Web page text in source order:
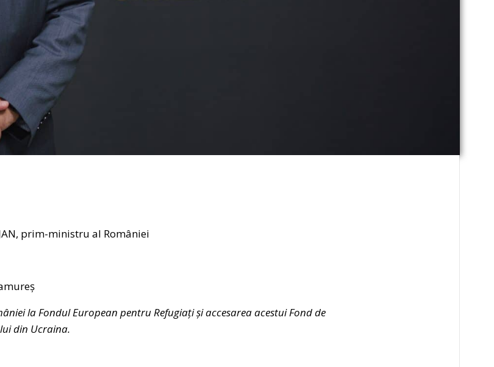
prim-ministru al României
la Fondul European pentru Refugiați și accesarea acestui Fond de
din Ucraina.